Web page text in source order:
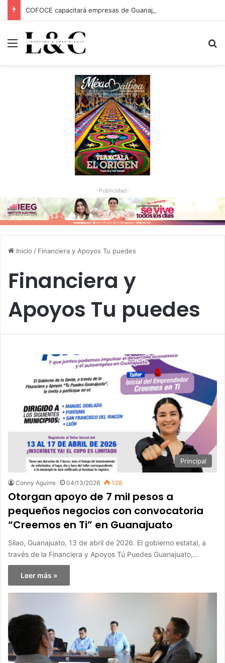
Menu
-Publicidad-
Inicio / Financiera y Apoyos Tu puedes
Financiera y
Apoyos Tu puedes
Principal
Conny Aguirre 04/13/2026 138
Otorgan apoyo de 7 mil pesos a
pequeños negocios con convocatoria
“Creemos en Ti” en Guanajuato
Silao, Guanajuato, 13 de abril de 2026. El gobierno estatal, a
través de la Financiera y Apoyos Tú Puedes Guanajuato,…
Leer más »